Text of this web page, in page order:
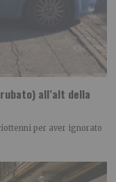
all’alt della
per aver ignorato